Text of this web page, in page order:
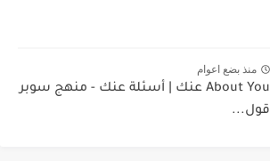
منذ بضع اعوام
About You عنك | أسئلة عنك - منهج سوبر
قول...